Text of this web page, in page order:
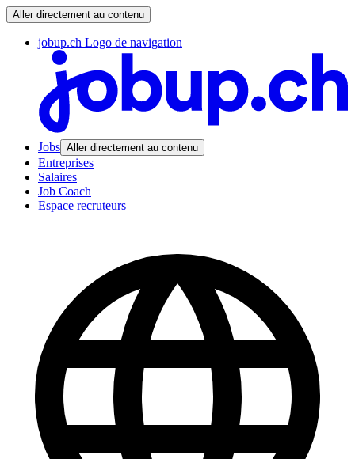
Aller directement au contenu
jobup.ch Logo de navigation
Jobs Aller directement au contenu
Entreprises
Salaires
Job Coach
Espace recruteurs